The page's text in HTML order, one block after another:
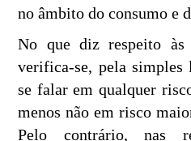
no âmbito do consumo e
No que diz respeito às
verifica-se, pela simples
se falar em qualquer
menos não em risco
Pelo contrário, nas